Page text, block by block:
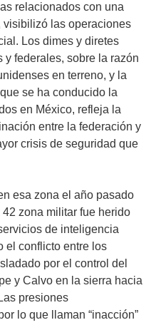
relacionados con una
visibilizó las operaciones
Los dimes y diretes
y federales, sobre la razón
en terreno, y la
se ha conducido la
en México, refleja la
entre la federación y
crisis de seguridad que
esa zona el año pasado
zona militar fue herido
de inteligencia
el conflicto entre los
por el control del
y Calvo en la sierra hacia
presiones
lo que llaman “inacción”